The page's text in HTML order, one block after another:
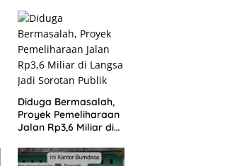
Langgar Aturan,
Abaikan Program
Pemerintah.
Diduga Bermasalah,
Proyek Pemeliharaan
Jalan Rp3,6 Miliar di
Publik